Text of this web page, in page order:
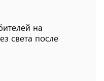
на
света после